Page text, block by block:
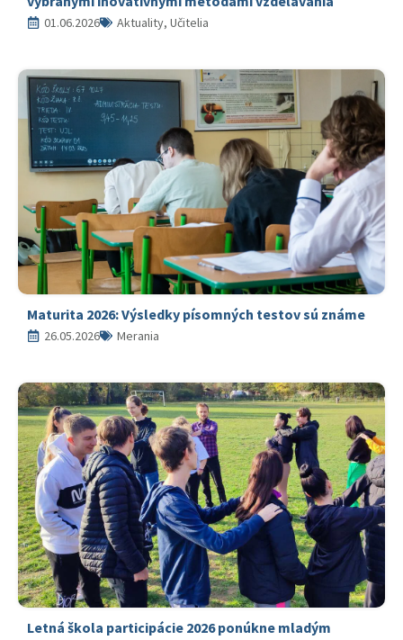
01.06.2026 Aktuality, Učitelia
Maturita 2026: Výsledky písomných testov sú známe
26.05.2026 Merania
Letná škola participácie 2026 ponúkne mladým